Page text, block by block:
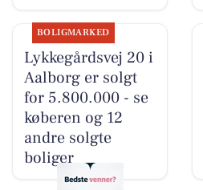
BOLIGMARKED
Lykkegårdsvej 20 i
Aalborg er solgt
for 5.800.000 - se
køberen og 12
andre solgte
boliger